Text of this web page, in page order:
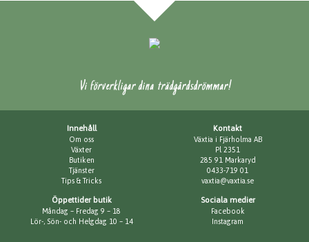
Vi förverkligar dina trädgårdsdrömmar!
Innehåll
Om oss
Växter
Butiken
Tjänster
Tips & Tricks
Kontakt
Växtia i Fjärholma AB
Pl 2351
285 91 Markaryd
0433-719 01
vaxtia@vaxtia.se
Öppettider butik
Måndag – Fredag 9 – 18
Lör-, Sön- och Helgdag 10 – 14
Sociala medier
Facebook
Instagram